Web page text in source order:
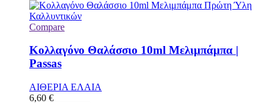
Compare
Κολλαγόνο Θαλάσσιο 10ml Μελιμπάμπα |
Passas
ΑΙΘΕΡΙΑ ΕΛΑΙΑ
6,60 €